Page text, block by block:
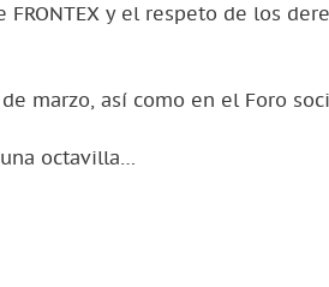
y el respeto de los
marzo, así como en el Foro
octavilla…